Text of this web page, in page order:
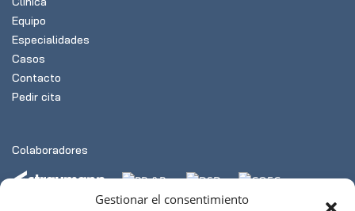
Gestionar el consentimiento
Equipo
Especialidades
Casos
Contacto
Pedir cita
Colaboradores